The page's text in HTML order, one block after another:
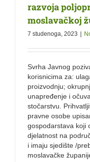
razvoja
moslavačkoj
7 studenoga, 2023 |
Svrha Javnog
korisnicima za:
proizvodnju;
unapređenje i
stočarstvu.
pravne osobe
gospodarstava koji
djelatnost na
i imaju sjedište /
moslavačke